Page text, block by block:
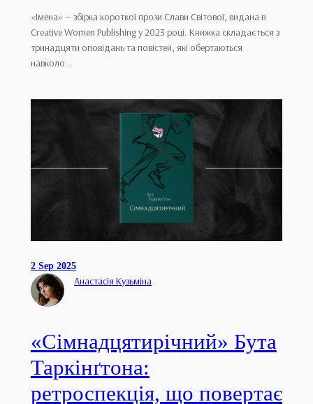
«Імена» — збірка короткої прози Слави Світової, видана в
Creative Women Publishing у 2023 році. Книжка складається з
тринадцяти оповідань та повістей, які обертаються
навколо…
2 Sep 2025
Анастасія Кузьміна
«Сімнадцятирічний» Бута
Таркінґтона:
ретроспекція, що повертає